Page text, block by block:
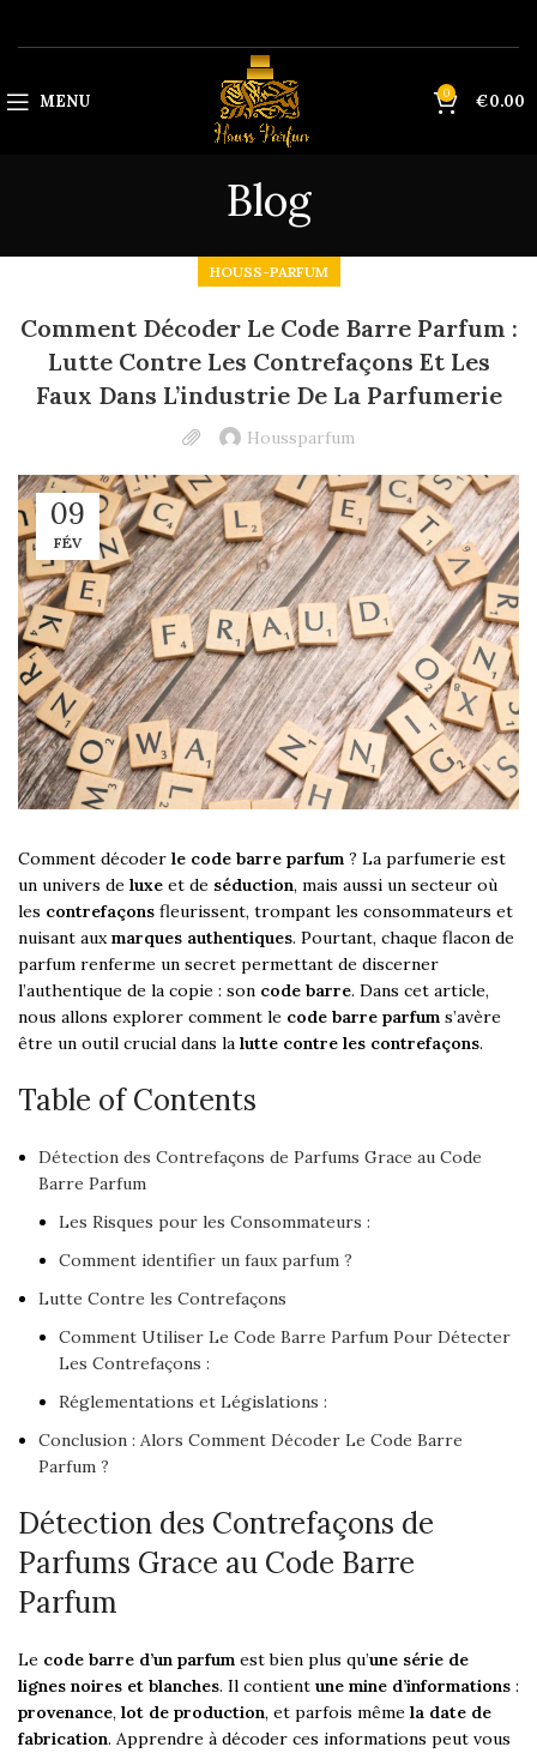
MENU 0 €0.00
Blog
HOUSS-PARFUM
Comment Décoder Le Code Barre Parfum :
Lutte Contre Les Contrefaçons Et Les
Faux Dans L’industrie De La Parfumerie
Houssparfum
09
FÉV
Comment décoder le code barre parfum ? La parfumerie est
un univers de luxe et de séduction, mais aussi un secteur où
les contrefaçons fleurissent, trompant les consommateurs et
nuisant auxmarques authentiques. Pourtant, chaque flacon de
parfum renferme un secret permettant de discerner
l’authentique de la copie : son code barre. Dans cet article,
nous allons explorer comment le code barre parfum s’avère
être un outil crucial dans la lutte contre les contrefaçons.
Table of Contents
Détection des Contrefaçons de Parfums Grace au Code
Barre Parfum
Les Risques pour les Consommateurs :
Comment identifier un faux parfum ?
Lutte Contre les Contrefaçons
Comment Utiliser Le Code Barre Parfum Pour Détecter
Les Contrefaçons :
Réglementations et Législations :
Conclusion : Alors Comment Décoder Le Code Barre
Parfum ?
Détection des Contrefaçons de
Parfums Grace au Code Barre
Parfum
Le code barre d’un parfum est bien plus qu’une série de
lignes noires et blanches. Il contient une mine d’informations :
provenance, lot de production, et parfois même la date de
fabrication. Apprendre à décoder ces informations peut vous